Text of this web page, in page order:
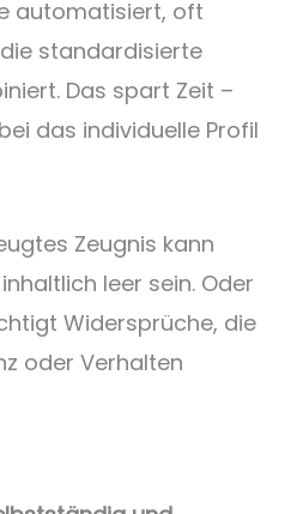
automatisiert, oft
standardisierte
Das spart Zeit –
das individuelle Profil
Zeugnis kann
leer sein. Oder
Widersprüche, die
oder Verhalten